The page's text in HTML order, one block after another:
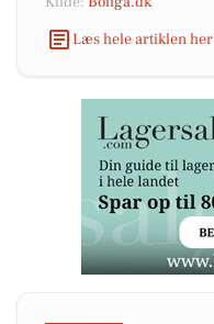
Læs hele artiklen her